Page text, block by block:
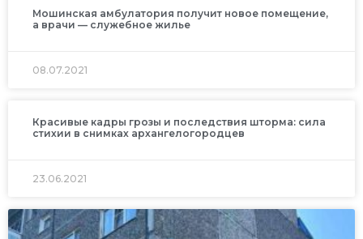
Мошинская амбулатория получит новое помещение,
а врачи — служебное жилье
08.07.2021
Красивые кадры грозы и последствия шторма: сила
стихии в снимках архангелогородцев
23.06.2021